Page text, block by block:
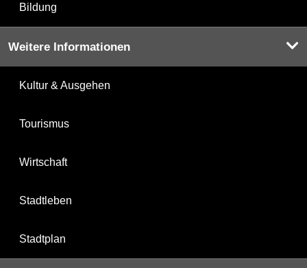
Bildung
Weitere Informationen
Kultur & Ausgehen
Tourismus
Wirtschaft
Stadtleben
Stadtplan